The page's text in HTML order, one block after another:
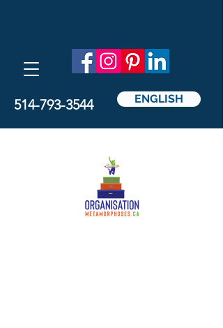
514-793-3544 ENGLISH